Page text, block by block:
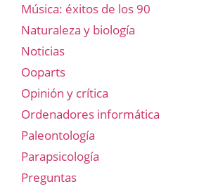
Música: éxitos de los 90
Naturaleza y biología
Noticias
Ooparts
Opinión y crítica
Ordenadores informática
Paleontología
Parapsicología
Preguntas